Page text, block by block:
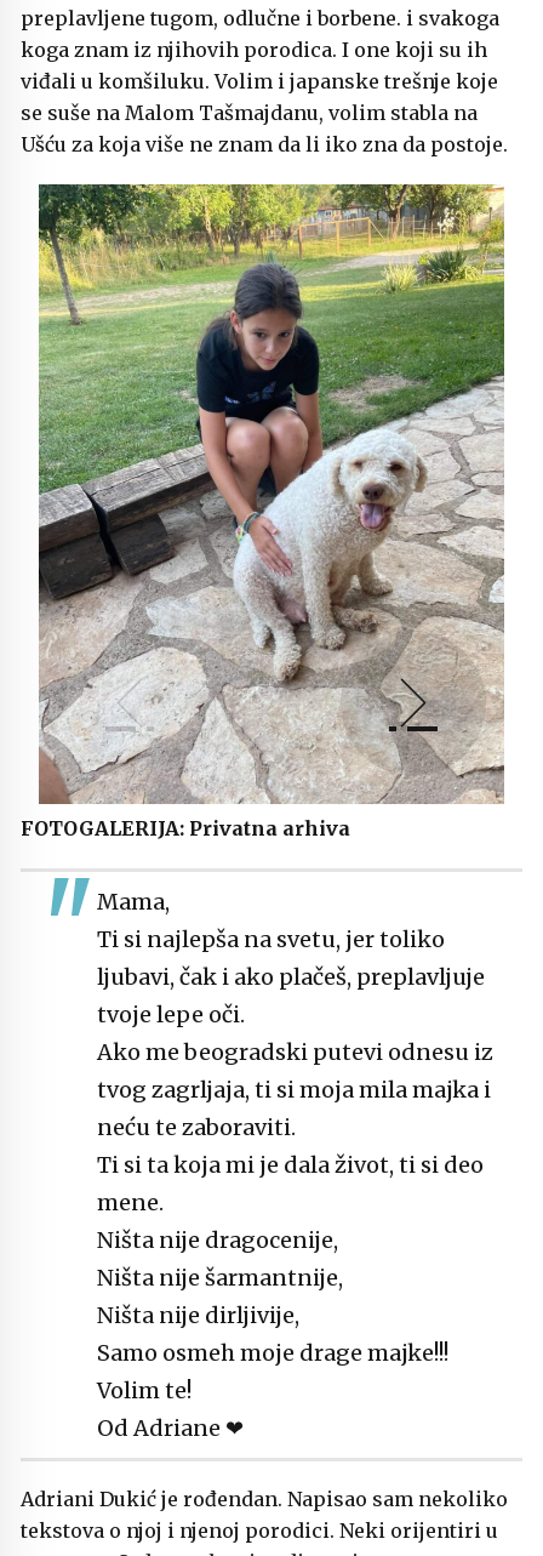
preplavljene tugom, odlučne i borbene. i svakoga
koga znam iz njihovih porodica. I one koji su ih
viđali u komšiluku. Volim i japanske trešnje koje
se suše na Malom Tašmajdanu, volim stabla na
Ušću za koja više ne znam da li iko zna da postoje.
FOTOGALERIJA: Privatna arhiva
Mama,
Ti si najlepša na svetu, jer toliko
ljubavi, čak i ako plačeš, preplavljuje
tvoje lepe oči.
Ako me beogradski putevi odnesu iz
tvog zagrljaja, ti si moja mila majka i
neću te zaboraviti.
Ti si ta koja mi je dala život, ti si deo
mene.
Ništa nije dragocenije,
Ništa nije šarmantnije,
Ništa nije dirljivije,
Samo osmeh moje drage majke!!!
Volim te!
Od Adriane ❤
Adriani Dukić je rođendan. Napisao sam nekoliko
tekstova o njoj i njenoj porodici. Neki orijentiri u